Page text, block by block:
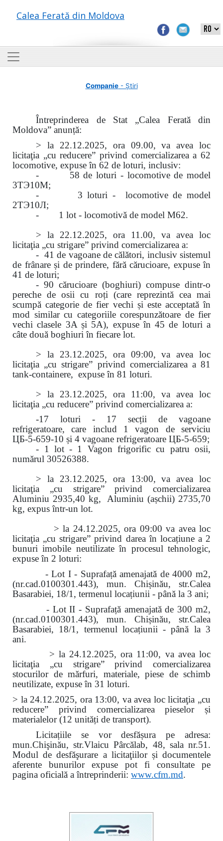
Calea Ferată din Moldova
Companie- Știri
Întreprinderea de Stat „Calea Ferată din
Moldova” anunță:
> la 22.12.2025, ora 09.00, va avea loc
licitaţia „cu reducere” privind comercializarea a 62
locomotive, expuse în 62 de loturi, inclusiv:
- 58 de loturi - locomotive de model
3ТЭ10М;
- 3 loturi - locomotive de model
2ТЭ10Л;
- 1 lot - locomotivă de model M62.
> la 22.12.2025, ora 11.00, va avea loc
licitaţia „cu strigare” privind comercializarea a:
- 41 de vagoane de călători, inclusiv sistemul
de frânare și de prindere, fără cărucioare, expuse în
41 de loturi;
- 90 cărucioare (boghiuri) compuse dintr-o
pereche de osii cu roți (care reprezintă cea mai
scumpă categorie de fier vechi și este acceptată în
mod similar cu categoriile corespunzătoare de fier
vechi clasele 3A și 5A), expuse în 45 de loturi a
câte două boghiuri în fiecare lot.
> la 23.12.2025, ora 09:00, va avea loc
licitaţia „cu strigare” privind comercializarea a 81
tank-containere, expuse în 81 loturi.
> la 23.12.2025, ora 11:00, va avea loc
licitaţia „cu reducere” privind comercializarea a:
-17 loturi - 17 secții de vagoane
refrigeratoare, care includ 1 vagon de serviciu
ЦБ-5-659-10 și 4 vagoane refrigeratoare ЦБ-5-659;
- 1 lot - 1 Vagon frigorific cu patru osii,
numărul 30526388.
> la 23.12.2025, ora 13:00, va avea loc
licitaţia „cu strigare” privind comercializarea
Aluminiu 2935,40 kg, Aluminiu (așchii) 2735,70
kg, expus într-un lot.
> la 24.12.2025, ora 09:00 va avea loc
licitaţia „cu strigare” privind darea în locațiune a 2
bunuri imobile neutilizate în procesul tehnologic,
expuse în 2 loturi:
- Lot I - Suprafață amenajată de 4000 m2,
(nr.cad.0100301.443), mun. Chișinău, str.Calea
Basarabiei, 18/1, termenul locațiunii - până la 3 ani;
- Lot II - Suprafață amenajată de 300 m2,
(nr.cad.0100301.443), mun. Chișinău, str.Calea
Basarabiei, 18/1, termenul locațiunii - până la 3
ani.
> la 24.12.2025, ora 11:00, va avea loc
licitaţia „cu strigare” privind comercializarea
stocurilor de mărfuri, materiale, piese de schimb
neutilizate, expuse în 31 loturi.
> la 24.12.2025, ora 13:00, va avea loc licitaţia „cu
reducere” privind comercializarea pieselor și
materialelor (12 unități de transport).
Licitațiile se vor desfășura pe adresa:
mun.Chişinău, str.Vlaicu Pârcălab, 48, sala nr.51.
Modul de desfăşurare a licitaţiilor și documentele
aferente bunurilor expuse pot fi consultate pe
pagina oficială a întreprinderii: www.cfm.md.